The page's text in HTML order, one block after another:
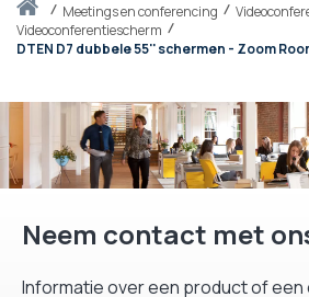
Thuismeetings en conferencing
Videoconferentiescherm
DTEN D7 dubbele 55'' schermen - Zoom
Neem contact met
Informatie over een product of